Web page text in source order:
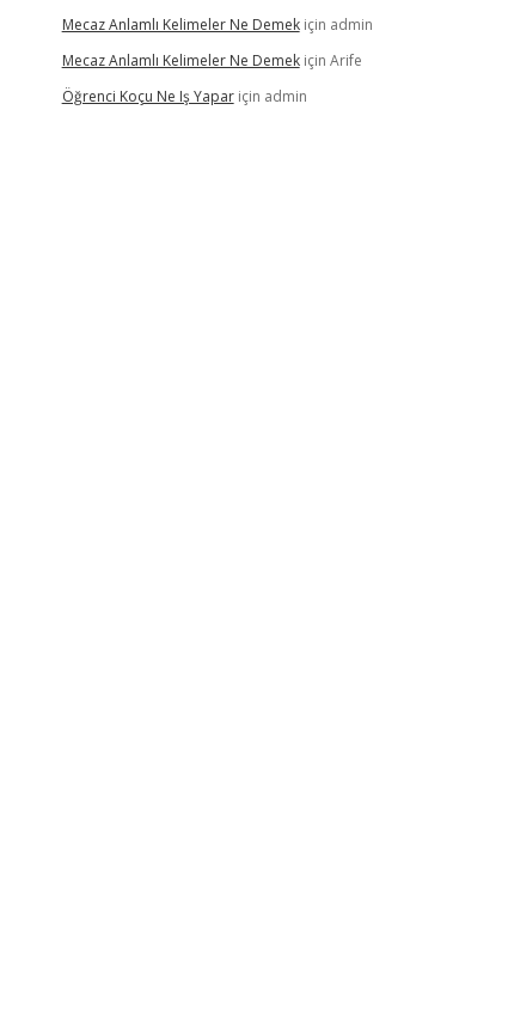
Mecaz Anlamlı Kelimeler Ne Demekiçin admin
Mecaz Anlamlı Kelimeler Ne Demekiçin Arife
Öğrenci Koçu Ne Iş Yapariçin admin